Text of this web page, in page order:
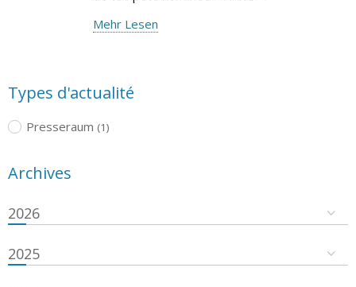
Mehr Lesen
Types d'actualité
Presseraum (1)
Archives
2026
2025